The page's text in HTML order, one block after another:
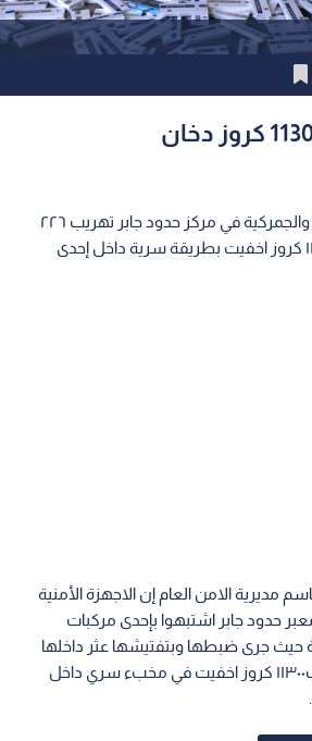
أحبطت الأجهزة الأمنية والجمركية في مركز حدود جابر تهريب ٢٢٦
كرتونه دخان مهرب١١٣٠٠ كروز اخفيت بطريقة سرية داخل إحدى
مديرية الامن العام إن الاجهزة الأمنية
حدود جابر اشتبهوا بإحدى مركبات
حيث جرى ضبطها وبتفتيشها عثر داخلها
٢٢٦ كرتونه دخان مهرب١١٣٠٠ كروز اخفيت في مخبء سري داخل